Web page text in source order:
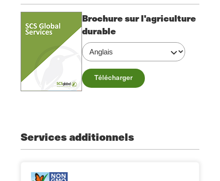
Brochure sur l'agriculture
durable
Télécharger
Services additionnels